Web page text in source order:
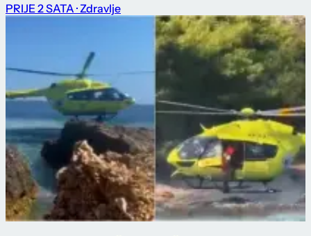
PRIJE 2 SATA · Zdravlje